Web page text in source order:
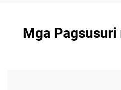
Mga Pagsusuri